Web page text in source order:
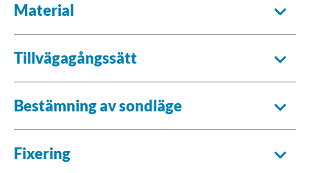
Material
Tillvägagångssätt
Bestämning av sondläge
Fixering